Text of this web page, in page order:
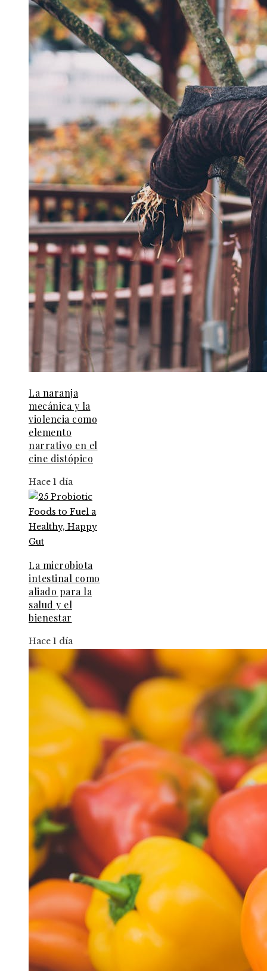
La naranja
mecánica y la
violencia como
elemento
narrativo en el
cine distópico
Hace 1 día
La microbiota
intestinal como
aliado para la
salud y el
bienestar
Hace 1 día